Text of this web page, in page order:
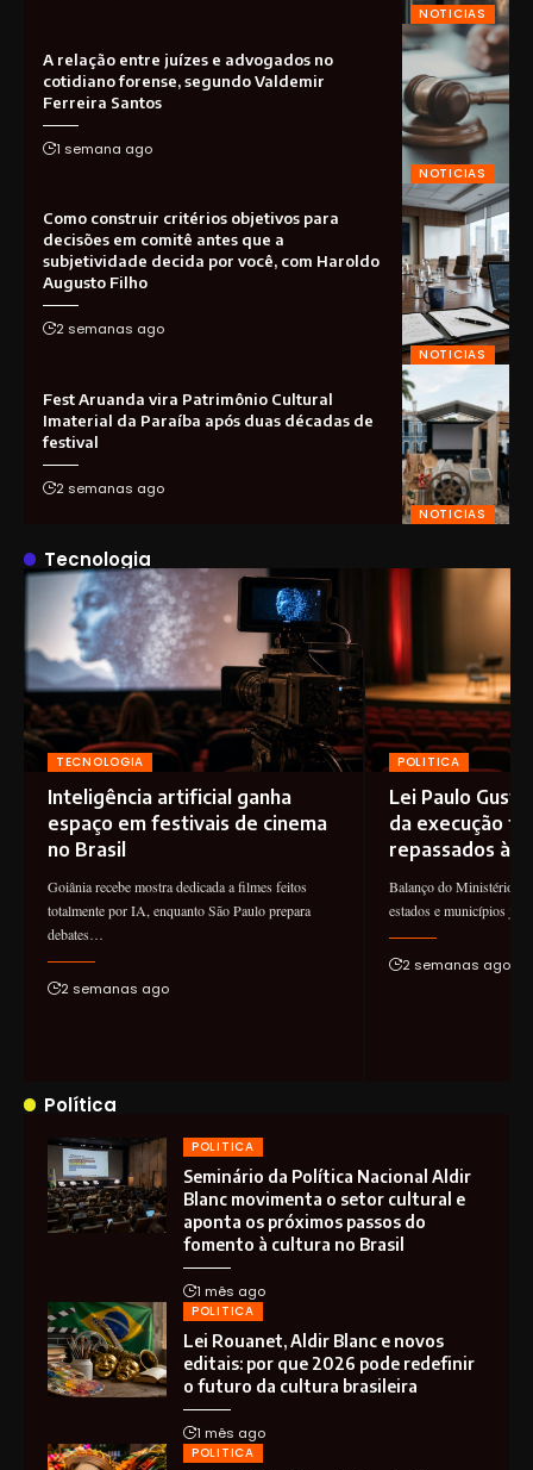
NOTICIAS
NOTICIAS
A relação entre juízes e advogados no
cotidiano forense, segundo Valdemir
Ferreira Santos
1 semana ago
NOTICIAS
Como construir critérios objetivos para
decisões em comitê antes que a
subjetividade decida por você, com Haroldo
Augusto Filho
2 semanas ago
NOTICIAS
Fest Aruanda vira Patrimônio Cultural
Imaterial da Paraíba após duas décadas de
festival
2 semanas ago
Tecnologia
TECNOLOGIA
Inteligência artificial ganha
espaço em festivais de cinema
no Brasil
Goiânia recebe mostra dedicada a filmes feitos
totalmente por IA, enquanto São Paulo prepara
debates…
2 semanas ago
POLITICA
Lei Paulo
da execução
repassados à
Balanço do Ministério
estados e municípios já
2 semanas ago
Política
POLITICA
Seminário da Política Nacional Aldir
Blanc movimenta o setor cultural e
aponta os próximos passos do
fomento à cultura no Brasil
1 mês ago
POLITICA
Lei Rouanet, Aldir Blanc e novos
editais: por que 2026 pode redefinir
o futuro da cultura brasileira
1 mês ago
POLITICA